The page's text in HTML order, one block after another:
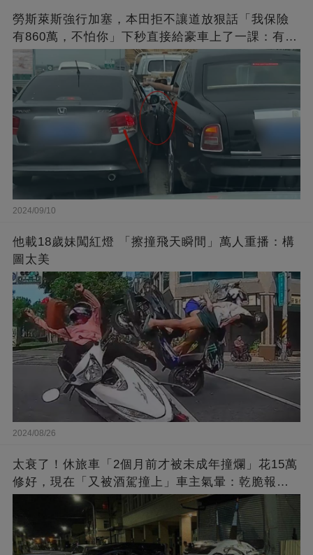
勞斯萊斯強行加塞，本田拒不讓道放狠話「我保險
有860萬，不怕你」下秒直接給豪車上了一課：有錢
了不起？
2024/09/10
他載18歲妹闖紅燈 「擦撞飛天瞬間」萬人重播：構
圖太美
2024/08/26
太衰了！休旅車「2個月前才被未成年撞爛」花15萬
修好，現在「又被酒駕撞上」車主氣暈：乾脆報廢